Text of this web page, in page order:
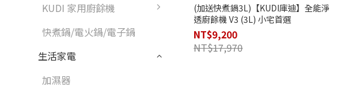
KUDI 家用廚餘機
快煮鍋/電火鍋/電子鍋
生活家電
加濕器
(加送快煮鍋3L)【KUDI庫迪】全能淨
透廚餘機 V3 (3L) 小宅首選
NT$9,200
NT$17,970